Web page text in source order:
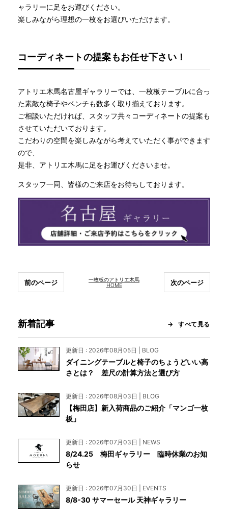
ャラリーに足をお運びください。
楽しみながら理想の一枚をお選びいただけます。
コーディネートの提案もお任せ下さい！
アトリエ木馬名古屋ギャラリーでは、一枚板テーブルに合っ
た素敵な椅子やベンチも数多く取り揃えております。
ご相談いただければ、スタッフ共々コーディネートの提案も
させていただいております。
こだわりの空間を楽しみながら考えていただく事ができます
ので、
是非、アトリエ木馬に足をお運びくださいませ。
スタッフ一同、皆様のご来店をお待ちしております。
一枚板のアトリエ木馬
HOME
前のページ 次のページ
新着記事 すべて見る
更新日 : 2026年08月05日 | BLOG
ダイニングテーブルと椅子のちょうどいい高
さとは？ 差尺の計算方法と選び方
更新日 : 2026年08月03日 | BLOG
【梅田店】新入荷商品のご紹介「マンゴ一枚
板」
更新日 : 2026年07月03日 | NEWS
8/24.25 梅田ギャラリー 臨時休業のお知
らせ
更新日 : 2026年07月30日 | EVENTS
8/8-30 サマーセール 天神ギャラリー